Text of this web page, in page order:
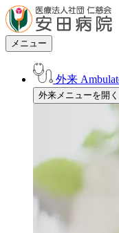
メニュー
外来
外来メニューを開く